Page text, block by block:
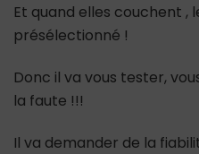
Et quand elles couchent ,
présélectionné !
Donc il va vous tester,
la faute !!!
Il va demander de la